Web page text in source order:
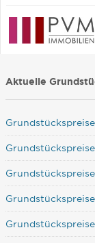
Aktuelle